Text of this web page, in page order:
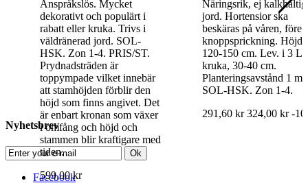
Anspråkslös. Mycket
dekorativt och populärt i
rabatt eller kruka. Trivs i
väldränerad jord. SOL-
HSK. Zon 1-4. PRIS/ST.
Prydnadsträden är
toppympade vilket innebär
att stamhöjden förblir den
höjd som finns angivet. Det
är enbart kronan som växer
i omfång och höjd och
stammen blir kraftigare med
tiden.
599,00 kr
Näringsrik, ej kalkhaltig
jord. Hortensior ska
beskäras på våren, före
knoppsprickning. Höjd
120-150 cm. Lev. i 3 L
kruka, 30-40 cm.
Planteringsavstånd 1 m.
SOL-HSK. Zon 1-4.
291,60 kr 324,00 kr -
Nyhetsbrev
Ok
Facebook